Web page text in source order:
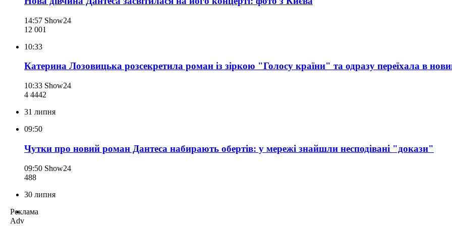
14:57 Show24
12 001
10:33
Катерина Лозовицька розсекретила роман із зіркою "Голосу країни" та одразу переїхала в
10:33 Show24
4 4442
31 липня
09:50
Чутки про новий роман Дантеса набирають обертів: у мережі знайшли несподівані "докази"
09:50 Show24
488
30 липня
Реклама
Adv